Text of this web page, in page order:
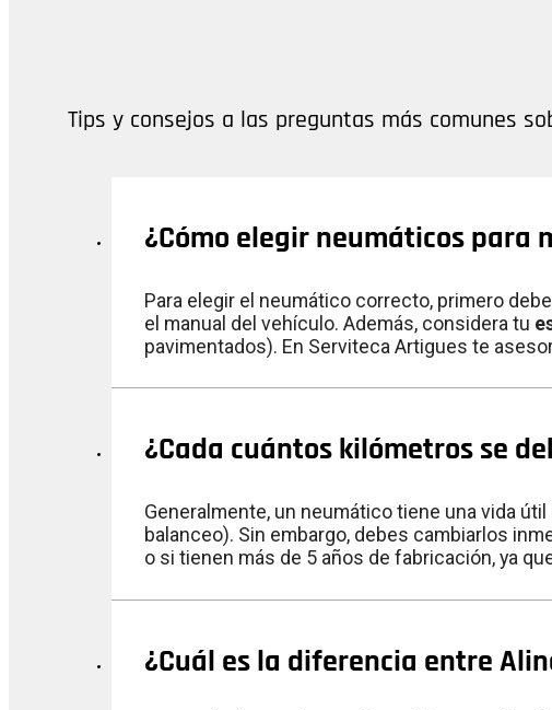
Tips y consejos a las preguntas más comunes
¿Cómo elegir neumáticos para
Para elegir el neumático correcto, primero
el manual del vehículo. Además, considera tu
pavimentados). En Serviteca Artigues te
¿Cada cuántos kilómetros se
Generalmente, un neumático tiene una vida útil
balanceo). Sin embargo, debes cambiarlos
o si tienen más de 5 años de fabricación, ya
¿Cuál es la diferencia entre